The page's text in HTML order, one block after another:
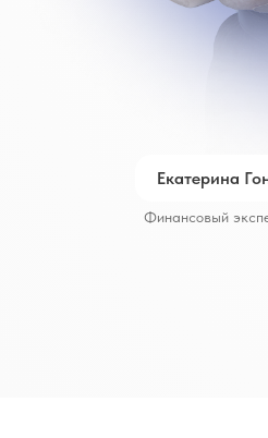
Екатерина
Финансовый